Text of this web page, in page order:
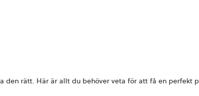
den rätt. Här är allt du behöver veta för att få en perfekt